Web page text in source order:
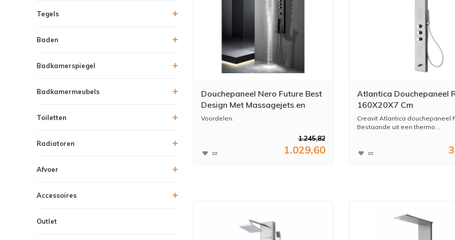
Tegels
Baden
Badkamerspiegel
Badkamermeubels
Toiletten
Radiatoren
Afvoer
Accessoires
Outlet
Douchepaneel Nero Future Best
Design Met Massagejets en
Handdouche Mat Zwart
Voordelen:
* Luxe spa-ervaring in je eigen badkamer
*...
1.245,82
1.029,60
Atlantica Douchepaneel
160X20X7 Cm
Creavit Atlantica douchepaneel
Bestaande uit een thermo...